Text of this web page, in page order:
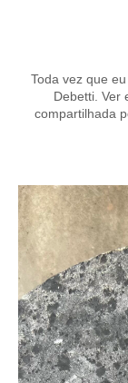
Toda vez que
Debetti. Ver
compartilhada